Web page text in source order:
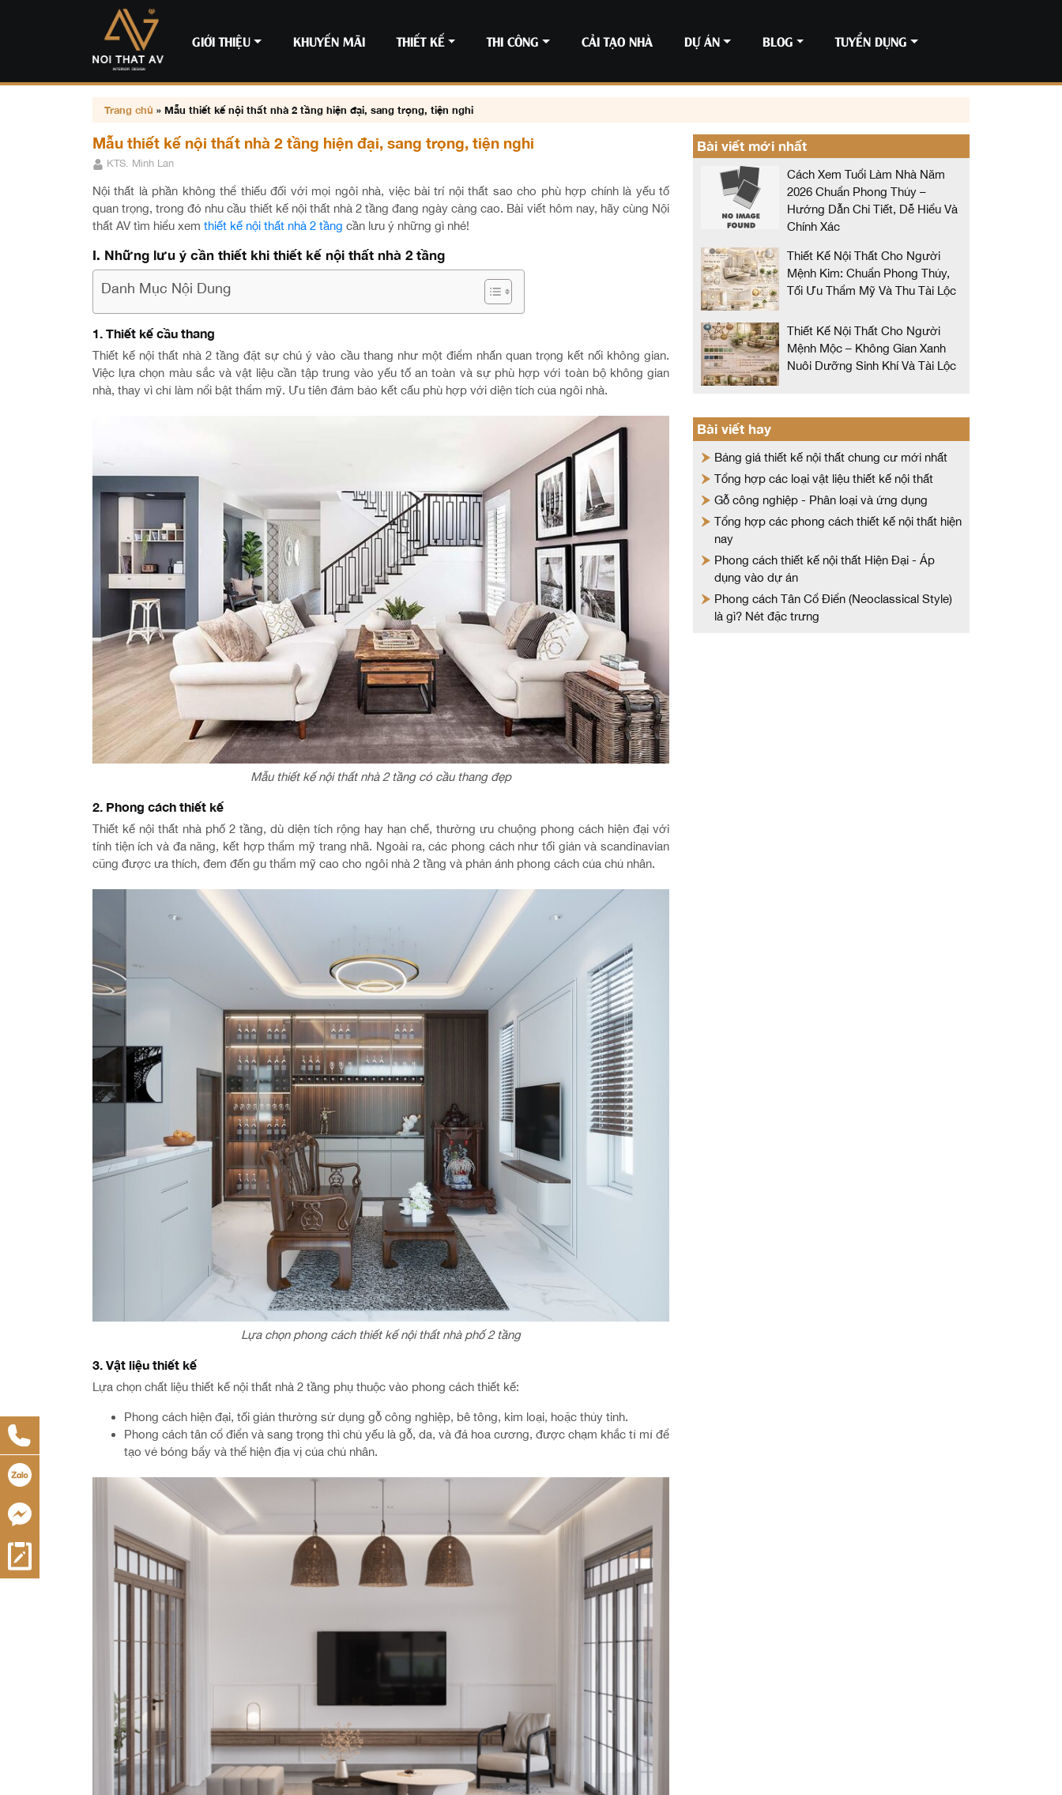
GIỚI THIỆU KHUYẾN MÃI THIẾT KẾ THI CÔNG CẢI TẠO NHÀ DỰ ÁN BLOG TUYỂN DỤNG
Trang chủ » Mẫu thiết kế nội thất nhà 2 tầng hiện đại, sang trọng, tiện nghi
Mẫu thiết kế nội thất nhà 2 tầng hiện đại, sang trọng, tiện nghi
KTS. Minh Lan
Nội thất là phần không thể thiếu đối với mọi ngôi nhà, việc bài trí nội thất sao cho phù hợp chính là yếu tố
quan trọng, trong đó nhu cầu thiết kế nội thất nhà 2 tầng đang ngày càng cao. Bài viết hôm nay, hãy cùng Nội
thất AV tìm hiểu xem thiết kế nội thất nhà 2 tầng cần lưu ý những gì nhé!
I. Những lưu ý cần thiết khi thiết kế nội thất nhà 2 tầng
Danh Mục Nội Dung
1. Thiết kế cầu thang
Thiết kế nội thất nhà 2 tầng đặt sự chú ý vào cầu thang như một điểm nhấn quan trọng kết nối không gian.
Việc lựa chọn màu sắc và vật liệu cần tập trung vào yếu tố an toàn và sự phù hợp với toàn bộ không gian
nhà, thay vì chỉ làm nổi bật thẩm mỹ. Ưu tiên đảm bảo kết cấu phù hợp với diện tích của ngôi nhà.
Mẫu thiết kế nội thất nhà 2 tầng có cầu thang đẹp
2. Phong cách thiết kế
Thiết kế nội thất nhà phố 2 tầng, dù diện tích rộng hay hạn chế, thường ưu chuộng phong cách hiện đại với
tính tiện ích và đa năng, kết hợp thẩm mỹ trang nhã. Ngoài ra, các phong cách như tối giản và scandinavian
cũng được ưa thích, đem đến gu thẩm mỹ cao cho ngôi nhà 2 tầng và phản ánh phong cách của chủ nhân.
Lựa chọn phong cách thiết kế nội thất nhà phố 2 tầng
3. Vật liệu thiết kế
Lựa chọn chất liệu thiết kế nội thất nhà 2 tầng phụ thuộc vào phong cách thiết kế:
Phong cách hiện đại, tối giản thường sử dụng gỗ công nghiệp, bê tông, kim loại, hoặc thủy tinh.
Phong cách tân cổ điển và sang trọng thì chủ yếu là gỗ, da, và đá hoa cương, được chạm khắc tỉ mỉ để
tạo vẻ bóng bẩy và thể hiện địa vị của chủ nhân.
Bài viết mới nhất
Cách Xem Tuổi Làm Nhà Năm
2026 Chuẩn Phong Thủy –
Hướng Dẫn Chi Tiết, Dễ Hiểu Và
Chính Xác
Thiết Kế Nội Thất Cho Người
Mệnh Kim: Chuẩn Phong Thủy,
Tối Ưu Thẩm Mỹ Và Thu Tài Lộc
Thiết Kế Nội Thất Cho Người
Mệnh Mộc – Không Gian Xanh
Nuôi Dưỡng Sinh Khí Và Tài Lộc
Bài viết hay
Bảng giá thiết kế nội thất chung cư mới nhất
Tổng hợp các loại vật liệu thiết kế nội thất
Gỗ công nghiệp - Phân loại và ứng dụng
Tổng hợp các phong cách thiết kế nội thất hiện
nay
Phong cách thiết kế nội thất Hiện Đại - Áp
dụng vào dự án
Phong cách Tân Cổ Điển (Neoclassical Style)
là gì? Nét đặc trưng